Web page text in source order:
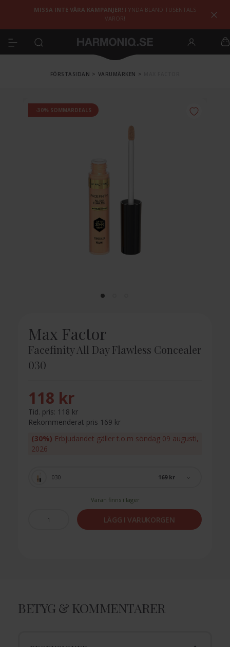
MISSA INTE VÅRA KAMPANJER! FYNDA BLAND TUSENTALS
VAROR!
FÖRSTASIDAN > VARUMÄRKEN >
-30% SOMMARDEALS
Max Factor
Facefinity All Day Flawless Concealer
030
118 kr
Tid. pris: 118 kr
Rekommenderat pris 169 kr
(30%) Erbjudandet gäller t.o.m söndag 09 augusti,
2026
169 kr
030
Varan finns i lager
LÄGG I VARUKORGEN
BETYG & KOMMENTARER